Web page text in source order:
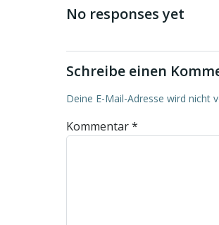
No responses yet
Schreibe einen
Deine E-Mail-Adresse wird nicht
Kommentar*